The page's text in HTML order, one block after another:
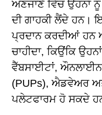
ਅਣਜਾਣੇ ਵਿੱਚ ਉਹਨਾਂ
ਦੀ ਗਾਹਕੀ ਲੈਂਦੇ ਹਨ।
ਪ੍ਰਦਾਨ ਕਰਦੀਆਂ ਹਨ
ਚਾਹੀਦਾ, ਕਿਉਂਕਿ
ਵੈੱਬਸਾਈਟਾਂ, ਔਨਲਾਈਨ
(PUPs), ਐਡਵੇਅਰ
ਪਲੇਟਫਾਰਮ ਹੋ ਸਕਦੇ